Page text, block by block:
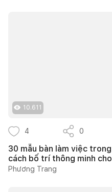
10.611
4 0
30 mẫu bàn làm việc
cách bố trí thông minh
Phương Trang